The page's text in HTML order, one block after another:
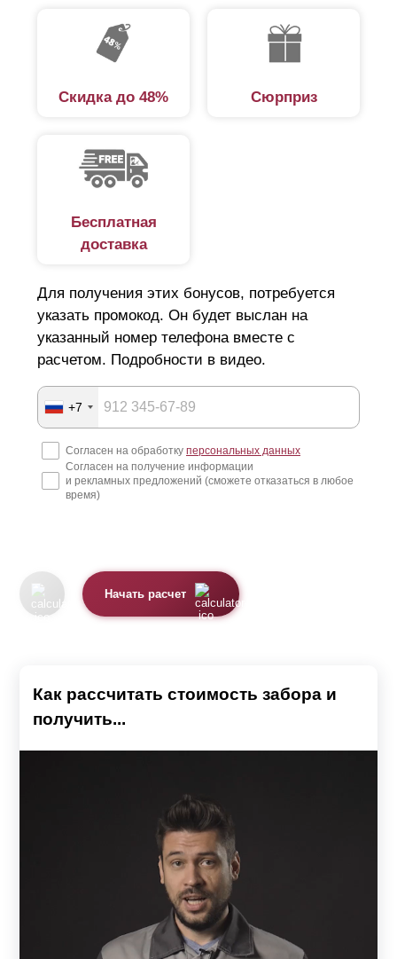
Скидка до 48% Сюрприз
Бесплатная
доставка
Для получения этих бонусов, потребуется
указать промокод. Он будет выслан на
указанный номер телефона вместе с
расчетом. Подробности в видео.
+7
Согласен на обработку персональных данных
Согласен на получение информации
и рекламных предложений (сможете отказаться в любое
время)
Начать расчет
Как рассчитать стоимость забора и
получить...